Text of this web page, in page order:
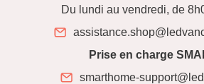
Du lundi au vendredi, de
Prise en charge
smarthome-